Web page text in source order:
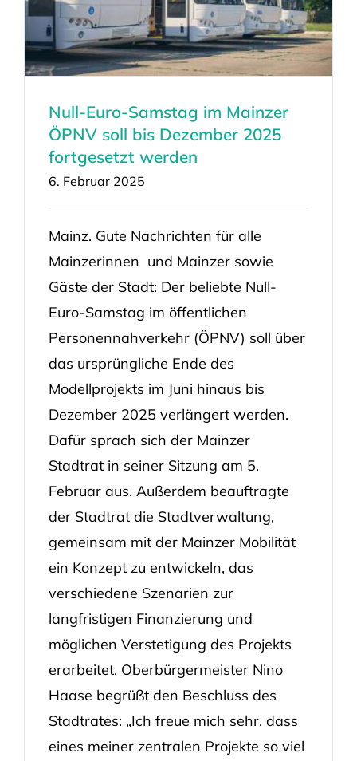
Null-Euro-Samstag im Mainzer
ÖPNV soll bis Dezember 2025
fortgesetzt werden
6. Februar 2025
Mainz. Gute Nachrichten für alle
Mainzerinnen und Mainzer sowie
Gäste der Stadt: Der beliebte Null-
Euro-Samstag im öffentlichen
Personennahverkehr (ÖPNV) soll über
das ursprüngliche Ende des
Modellprojekts im Juni hinaus bis
Dezember 2025 verlängert werden.
Dafür sprach sich der Mainzer
Stadtrat in seiner Sitzung am 5.
Februar aus. Außerdem beauftragte
der Stadtrat die Stadtverwaltung,
gemeinsam mit der Mainzer Mobilität
ein Konzept zu entwickeln, das
verschiedene Szenarien zur
langfristigen Finanzierung und
möglichen Verstetigung des Projekts
erarbeitet. Oberbürgermeister Nino
Haase begrüßt den Beschluss des
Stadtrates: „Ich freue mich sehr, dass
eines meiner zentralen Projekte so viel